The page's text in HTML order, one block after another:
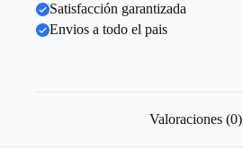
Satisfacción garantizada
Envios a todo el pais
Valoraciones (0)